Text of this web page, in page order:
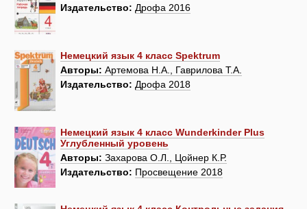
Издательство: Дрофа 2016
Немецкий язык 4 класс Spektrum
Авторы: Артемова Н.А., Гаврилова Т.А.
Издательство: Дрофа 2018
Немецкий язык 4 класс Wunderkinder Plus
Углубленный уровень
Авторы: Захарова О.Л., Цойнер К.Р.
Издательство: Просвещение 2018